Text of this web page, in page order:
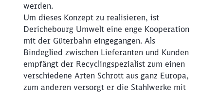
werden.
Um dieses Konzept zu realisieren, ist
Derichebourg Umwelt eine enge Kooperation
mit der Güterbahn eingegangen. Als
Bindeglied zwischen Lieferanten und Kunden
empfängt der Recyclingspezialist zum einen
verschiedene Arten Schrott aus ganz Europa,
zum anderen versorgt er die Stahlwerke mit